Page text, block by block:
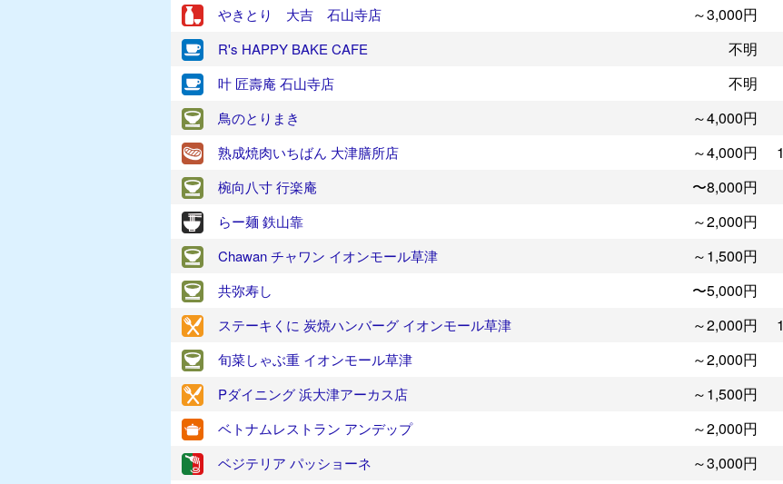
やきとり 大吉 石山寺店 ～3,000円
R's HAPPY BAKE CAFE 不明
叶 匠壽庵 石山寺店 不明
鳥のとりまき ～4,000円
熟成焼肉いちばん 大津膳所店 ～4,000円
椀向八寸 行楽庵 〜8,000円
らー麺 鉄山靠 ～2,000円
Chawan チャワン イオンモール草津 ～1,500円
共弥寿し 〜5,000円
ステーキくに 炭焼ハンバーグ イオンモール草津 ～2,000円
旬菜しゃぶ重 イオンモール草津 ～2,000円
Pダイニング 浜大津アーカス店 ～1,500円
ベトナムレストラン アンデップ ～2,000円
ベジテリア パッショーネ ～3,000円